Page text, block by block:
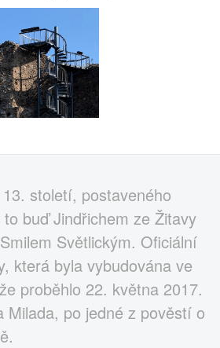
století, postaveného
buď Jindřichem ze Žitavy
Světlickým. Oficiální
která byla vybudována ve
proběhlo 22. května 2017.
Milada, po jedné z pověstí o